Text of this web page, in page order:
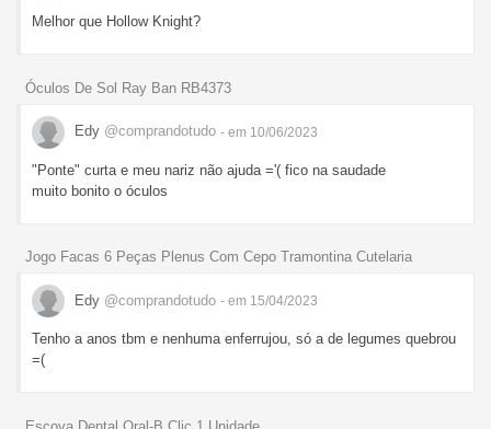
Melhor que Hollow Knight?
Óculos De Sol Ray Ban RB4373
Edy @comprandotudo - em 10/06/2023
"Ponte" curta e meu nariz não ajuda ='( fico na saudade
muito bonito o óculos
Jogo Facas 6 Peças Plenus Com Cepo Tramontina Cutelaria
Edy @comprandotudo - em 15/04/2023
Tenho a anos tbm e nenhuma enferrujou, só a de legumes quebrou
=(